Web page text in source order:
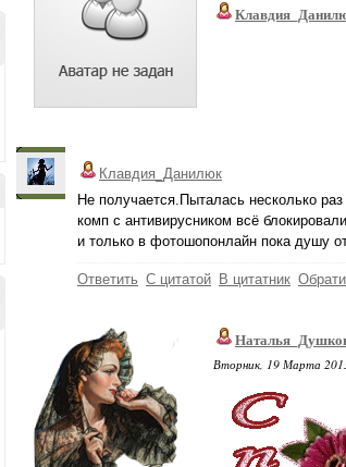
Клавдия_Данилюк
Не получается.Пыталась несколько
комп с антивирусником всё
и только в фотошопонлайн пока душу
Ответить С цитатой В цитатник
Вторник, 19 Марта